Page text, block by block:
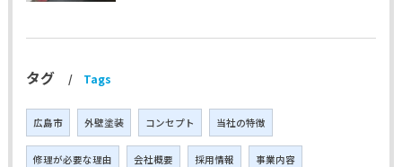
タグ Tags
広島市 外壁塗装 コンセプト 当社の特徴
修理が必要な理由 会社概要 採用情報 事業内容